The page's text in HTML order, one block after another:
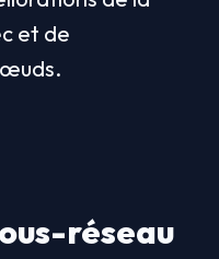
et de
réseau